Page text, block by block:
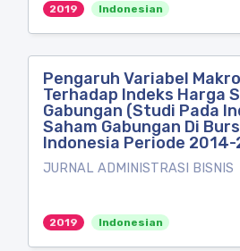
2019 Indonesian
Pengaruh Variabel
Terhadap Indeks Harga
Gabungan (Studi Pada
Saham Gabungan Di
Indonesia Periode
JURNAL ADMINISTRASI BISNIS
2019 Indonesian